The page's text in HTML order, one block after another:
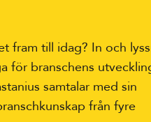
fram till idag? In och
för branschens
samtalar med sin
från fyre